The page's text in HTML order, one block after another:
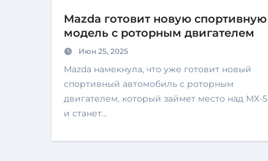
Mazda готовит новую спортивную
модель с роторным двигателем
Июн 25, 2025
Mazda намекнула, что уже готовит новый
спортивный автомобиль с роторным
двигателем, который займет место над MX-5
и станет…